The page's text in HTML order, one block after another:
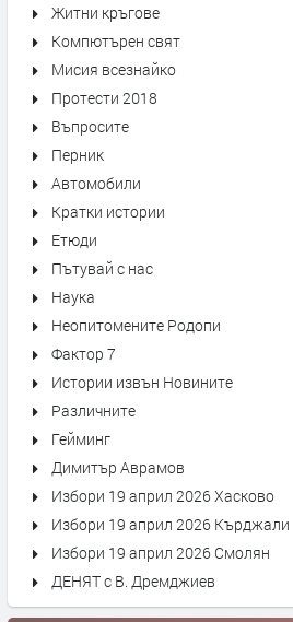
Житни кръгове
Компютърен свят
Мисия всезнайко
Протести 2018
Въпросите
Перник
Автомобили
Кратки истории
Етюди
Пътувай с нас
Наука
Неопитомените Родопи
Фактор 7
Истории извън Новините
Различните
Гейминг
Димитър Аврамов
Избори 19 април 2026 Хасково
Избори 19 април 2026 Кърджали
Избори 19 април 2026 Смолян
ДЕНЯТ с В. Дремджиев